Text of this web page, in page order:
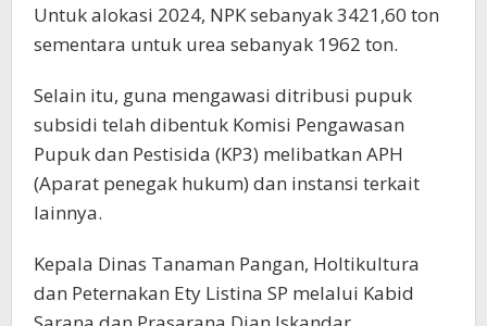
Untuk alokasi 2024, NPK sebanyak 3421,60 ton
sementara untuk urea sebanyak 1962 ton.
Selain itu, guna mengawasi ditribusi pupuk
subsidi telah dibentuk Komisi Pengawasan
Pupuk dan Pestisida (KP3) melibatkan APH
(Aparat penegak hukum) dan instansi terkait
lainnya.
Kepala Dinas Tanaman Pangan, Holtikultura
dan Peternakan Ety Listina SP melalui Kabid